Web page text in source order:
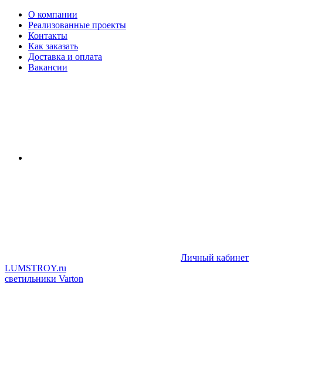
О компании
Реализованные проекты
Контакты
Как заказать
Доставка и оплата
Вакансии
Личный кабинет
LUMSTROY.ru
светильники Varton